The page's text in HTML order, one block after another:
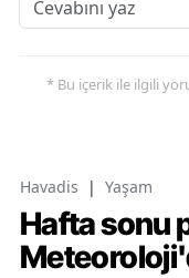
* Bu içerik ile ilgili
Havadis | Yaşam
Hafta sonu